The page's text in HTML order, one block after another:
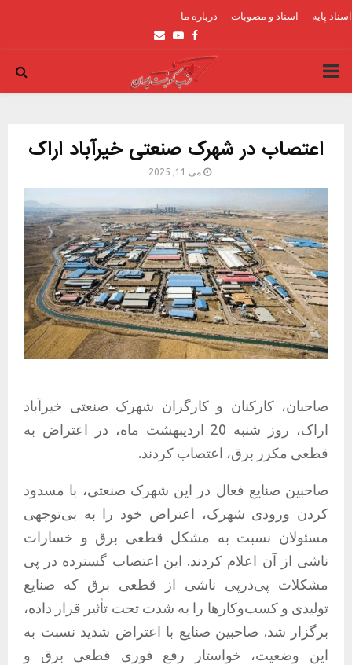
اسناد پایه اسناد و مصوبات درباره ما
Facebook
Youtube
Email
PRIMARY
اعتصاب در شهرک صنعتی خیرآباد اراک
می 11, 2025
صاحبان، کارکنان و کارگران شهرک صنعتی خیرآباد
اراک، روز شنبه 20 اردیبهشت ماه، در اعتراض به
قطعی مکرر برق، اعتصاب کردند.
صاحبین صنایع فعال در این شهرک صنعتی، با مسدود
کردن ورودی شهرک، اعتراض خود را به بی‌توجهی
مسئولان نسبت به مشکل قطعی برق و خسارات
ناشی از آن اعلام کردند. این اعتصاب گسترده در پی
مشکلات پی‌درپی ناشی از قطعی برق که صنایع
تولیدی و کسب‌وکارها را به شدت تحت تأثیر قرار داده،
برگزار شد. صاحبین صنایع با اعتراض شدید نسبت به
این وضعیت، خواستار رفع فوری قطعی برق و